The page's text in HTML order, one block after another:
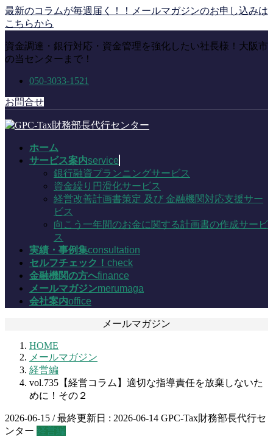
コ
ン
ン
ツ
動
ナ
ビ
ー
シ
に
移
動
最新のコラムが毎週届く！！メールマガジンのお申し込みは
こちらから
資金調達・銀行対応・資金管理を強化したい社長様！大阪市
の当センターまで！
050-3033-1521
お問合せ
ホーム
サービス案内service
銀行融資プランニングサービス
資金繰り円滑化サービス
経営改善計画書策定 及び 金融機関対応支援サー
ビス
向こう一年間のお金に関する計画書の作成サービ
ス
実績・事例集consultation
セルフチェック！ check
金融機関の方へfinance
メールマガジンmerumaga
会社案内office
メールマガジン
HOME
メールマガジン
経営編
vol.735【経営コラム】適切な指導責任を放棄しないた
めに！その２
2026-06-15 / 最終更新日 : 2026-06-14 GPC-Tax財務部長代行セ
ンター 経営編